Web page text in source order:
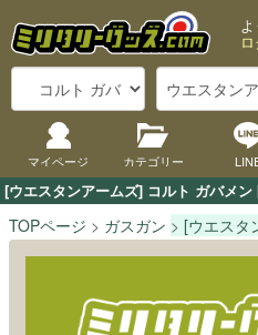
[ウエスタンアームズ] コルト ガバメ
マイページ カテゴリー
TOPページ ガスガン [ウエスタ